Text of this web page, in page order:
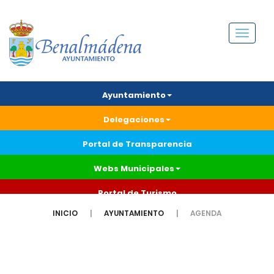
Menú
Ayuntamiento
Delegaciones
Portal de Transparencia
Webs Municipales
Portal de Turismo
INICIO AYUNTAMIENTO AGENDA